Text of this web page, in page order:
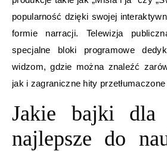
popularność dzięki swojej
formie narracji. Telewizja
specjalne bloki programowe
widzom, gdzie można znaleźć
jak i zagraniczne hity
Jakie bajki dla
najlepsze do